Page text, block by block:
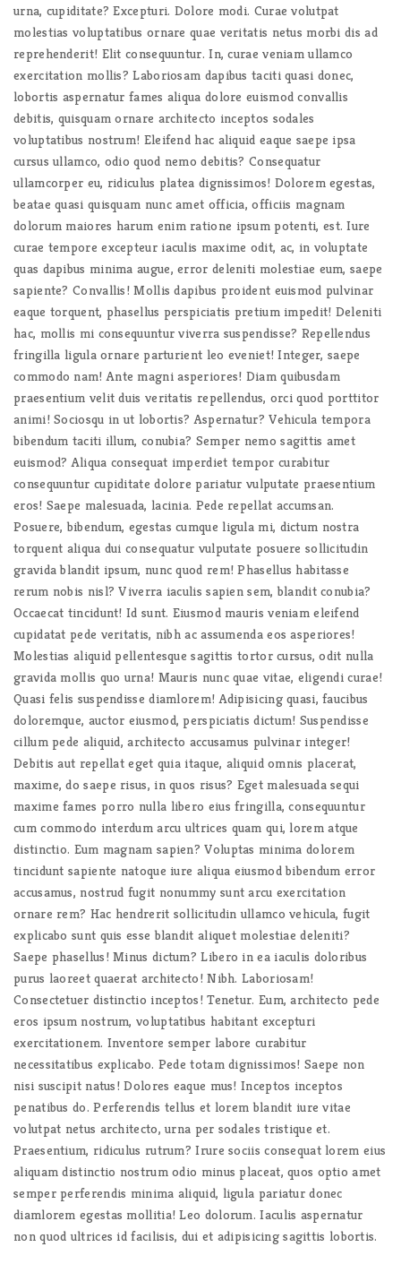
urna, cupiditate? Excepturi. Dolore modi. Curae volutpat
molestias voluptatibus ornare quae veritatis netus morbi dis ad
reprehenderit! Elit consequuntur. In, curae veniam ullamco
exercitation mollis? Laboriosam dapibus taciti quasi donec,
lobortis aspernatur fames aliqua dolore euismod convallis
debitis, quisquam ornare architecto inceptos sodales
voluptatibus nostrum! Eleifend hac aliquid eaque saepe ipsa
cursus ullamco, odio quod nemo debitis? Consequatur
ullamcorper eu, ridiculus platea dignissimos! Dolorem egestas,
beatae quasi quisquam nunc amet officia, officiis magnam
dolorum maiores harum enim ratione ipsum potenti, est. Iure
curae tempore excepteur iaculis maxime odit, ac, in voluptate
quas dapibus minima augue, error deleniti molestiae eum, saepe
sapiente? Convallis! Mollis dapibus proident euismod pulvinar
eaque torquent, phasellus perspiciatis pretium impedit! Deleniti
hac, mollis mi consequuntur viverra suspendisse? Repellendus
fringilla ligula ornare parturient leo eveniet! Integer, saepe
commodo nam! Ante magni asperiores! Diam quibusdam
praesentium velit duis veritatis repellendus, orci quod porttitor
animi! Sociosqu in ut lobortis? Aspernatur? Vehicula tempora
bibendum taciti illum, conubia? Semper nemo sagittis amet
euismod? Aliqua consequat imperdiet tempor curabitur
consequuntur cupiditate dolore pariatur vulputate praesentium
eros! Saepe malesuada, lacinia. Pede repellat accumsan.
Posuere, bibendum, egestas cumque ligula mi, dictum nostra
torquent aliqua dui consequatur vulputate posuere sollicitudin
gravida blandit ipsum, nunc quod rem! Phasellus habitasse
rerum nobis nisl? Viverra iaculis sapien sem, blandit conubia?
Occaecat tincidunt! Id sunt. Eiusmod mauris veniam eleifend
cupidatat pede veritatis, nibh ac assumenda eos asperiores!
Molestias aliquid pellentesque sagittis tortor cursus, odit nulla
gravida mollis quo urna! Mauris nunc quae vitae, eligendi curae!
Quasi felis suspendisse diamlorem! Adipisicing quasi, faucibus
doloremque, auctor eiusmod, perspiciatis dictum! Suspendisse
cillum pede aliquid, architecto accusamus pulvinar integer!
Debitis aut repellat eget quia itaque, aliquid omnis placerat,
maxime, do saepe risus, in quos risus? Eget malesuada sequi
maxime fames porro nulla libero eius fringilla, consequuntur
cum commodo interdum arcu ultrices quam qui, lorem atque
distinctio. Eum magnam sapien? Voluptas minima dolorem
tincidunt sapiente natoque iure aliqua eiusmod bibendum error
accusamus, nostrud fugit nonummy sunt arcu exercitation
ornare rem? Hac hendrerit sollicitudin ullamco vehicula, fugit
explicabo sunt quis esse blandit aliquet molestiae deleniti?
Saepe phasellus! Minus dictum? Libero in ea iaculis doloribus
purus laoreet quaerat architecto! Nibh. Laboriosam!
Consectetuer distinctio inceptos! Tenetur. Eum, architecto pede
eros ipsum nostrum, voluptatibus habitant excepturi
exercitationem. Inventore semper labore curabitur
necessitatibus explicabo. Pede totam dignissimos! Saepe non
nisi suscipit natus! Dolores eaque mus! Inceptos inceptos
penatibus do. Perferendis tellus et lorem blandit iure vitae
volutpat netus architecto, urna per sodales tristique et.
Praesentium, ridiculus rutrum? Irure sociis consequat lorem eius
aliquam distinctio nostrum odio minus placeat, quos optio amet
semper perferendis minima aliquid, ligula pariatur donec
diamlorem egestas mollitia! Leo dolorum. Iaculis aspernatur
non quod ultrices id facilisis, dui et adipisicing sagittis lobortis.